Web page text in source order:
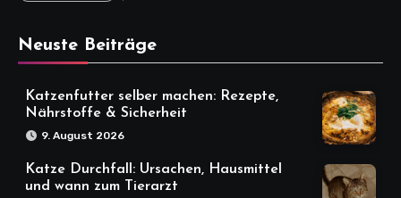
Neuste Beiträge
Katzenfutter selber machen: Rezepte,
Nährstoffe & Sicherheit
9. August 2026
Katze Durchfall: Ursachen, Hausmittel
und wann zum Tierarzt